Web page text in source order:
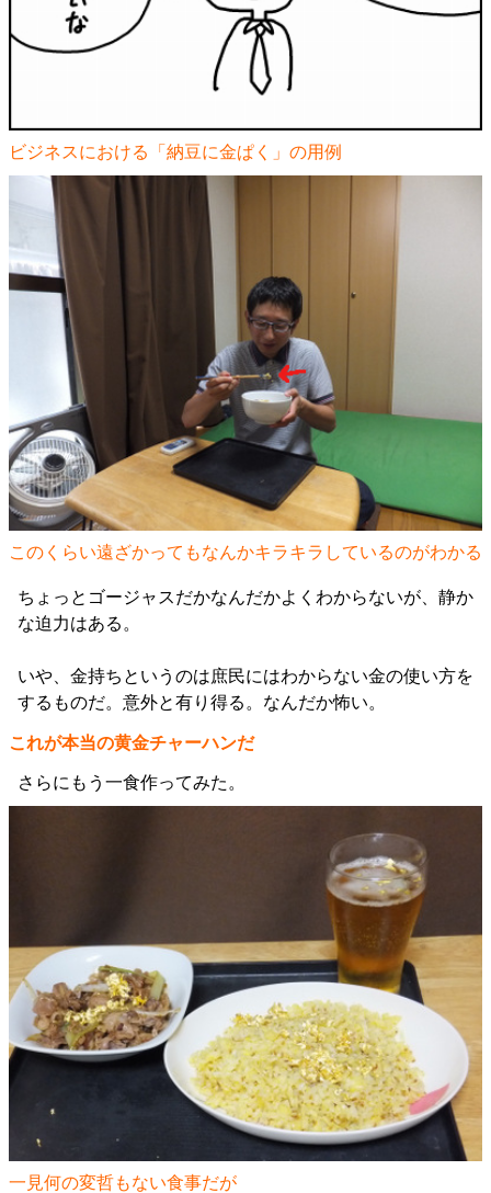
ビジネスにおける「納豆に金ぱく」の用例
このくらい遠ざかってもなんかキラキラしているのがわかる
ちょっとゴージャスだかなんだかよくわからないが、静か
な迫力はある。
いや、金持ちというのは庶民にはわからない金の使い方を
するものだ。意外と有り得る。なんだか怖い。
これが本当の黄金チャーハンだ
さらにもう一食作ってみた。
一見何の変哲もない食事だが